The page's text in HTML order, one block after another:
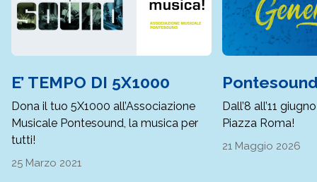
E’ TEMPO DI 5X1000
Dona il tuo 5X1000 all’Associazione
Musicale Pontesound, la musica per
tutti!
25 Marzo 2021
Dall’8 all’11
Piazza Roma!
21 Maggio 2026